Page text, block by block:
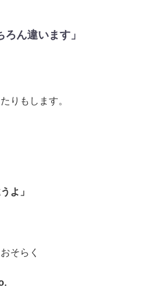
ろん違います」
りもします。
よ」
そらく